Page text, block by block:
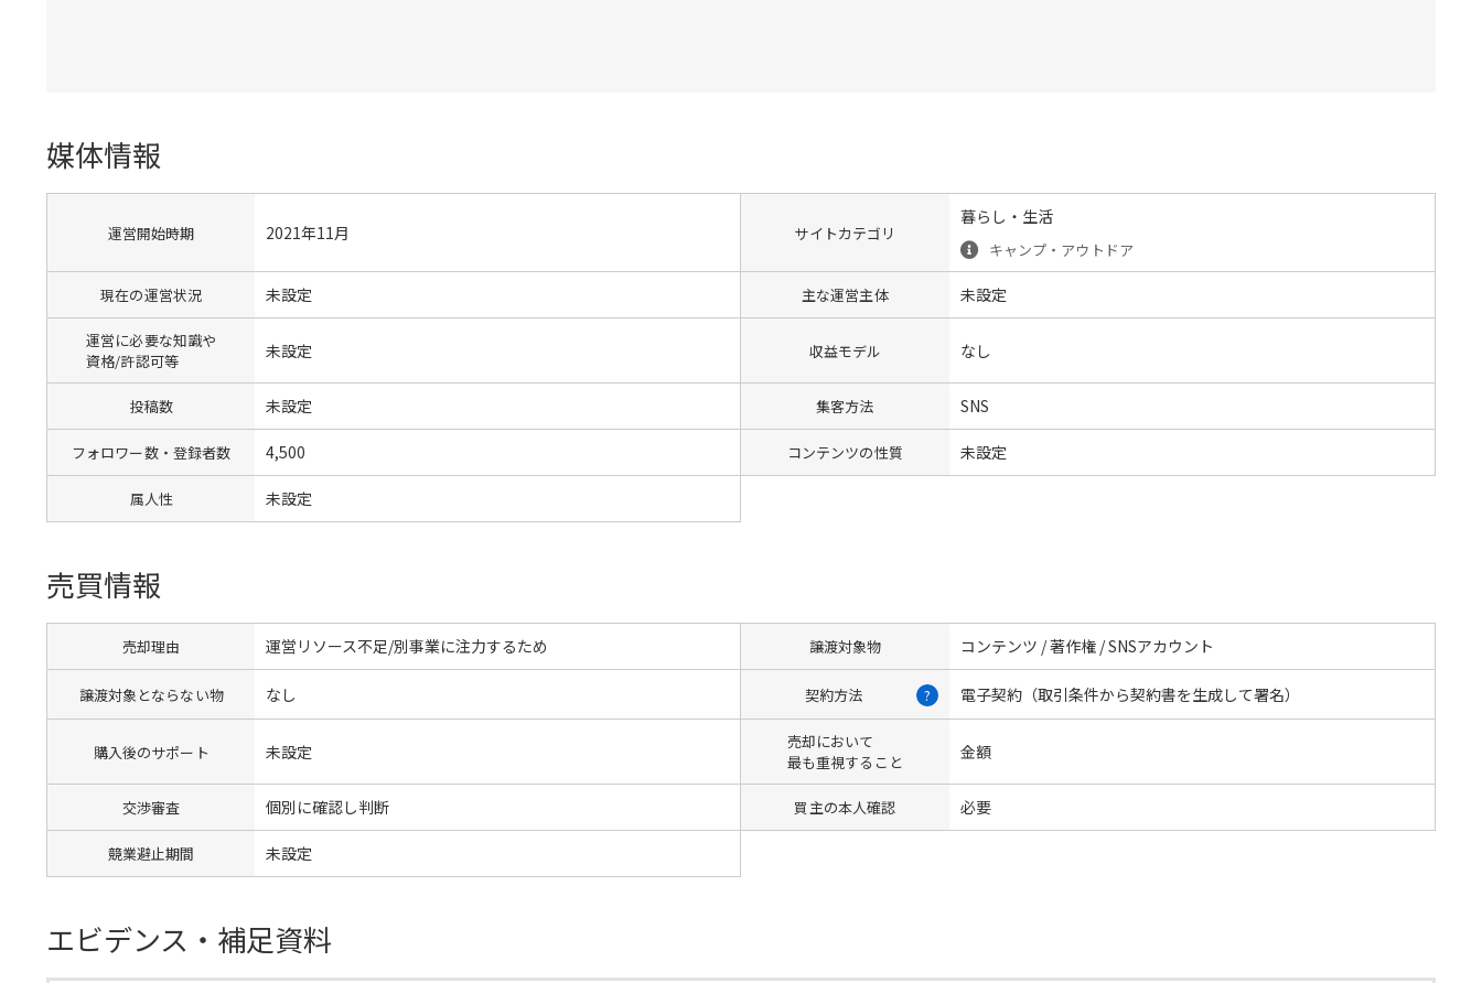
媒体情報
運営開始時期 2021年11月 サイトカテゴリ
暮らし・生活
キャンプ・アウトドア
現在の運営状況 未設定 主な運営主体 未設定
運営に必要な知識や
資格/許認可等
未設定 収益モデル なし
投稿数 未設定 集客方法 SNS
フォロワー数・登録者数 4,500 コンテンツの性質 未設定
属人性 未設定
売買情報
売却理由 運営リソース不足/別事業に注力するため 譲渡対象物 コンテンツ / 著作権 / SNSアカウント
譲渡対象とならない物 なし 契約方法 ? 電子契約（取引条件から契約書を生成して署名）
購入後のサポート 未設定
売却において
最も重視すること
金額
交渉審査 個別に確認し判断 買主の本人確認 必要
競業避止期間 未設定
エビデンス・補足資料